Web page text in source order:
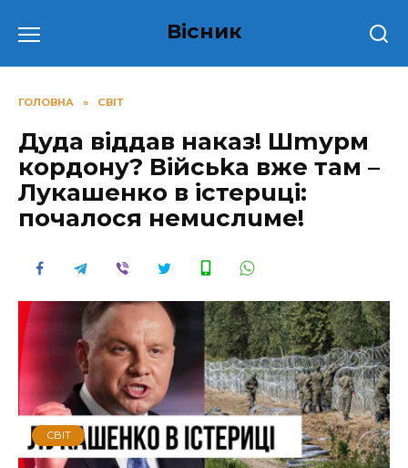
до
Вісник
ГОЛОВНА » СВІТ
Дуда віддав наказ! Шmурм
кордону? Війcьkа вже там –
Лукашенко в істеpuці:
почалося немuслuме!
СВІТ